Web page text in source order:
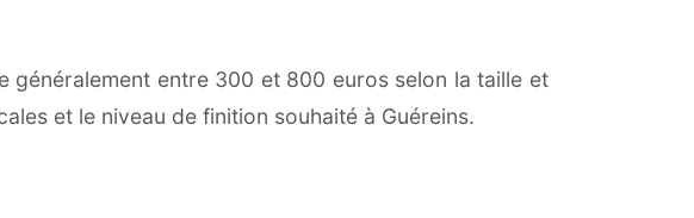
généralement entre 300 et 800 euros selon la taille et
et le niveau de finition souhaité à Guéreins.